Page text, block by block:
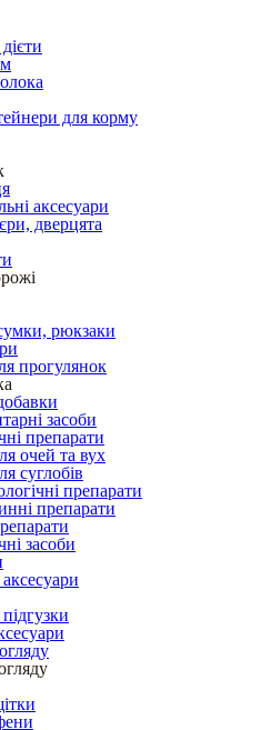
для корму
аксесуари
дверцята
рюкзаки
прогулянок
засоби
препарати
очей та вух
суглобів
препарати
препарати
засоби